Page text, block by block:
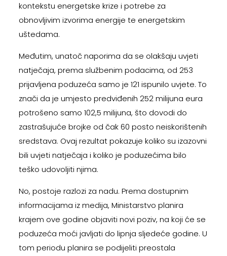
kontekstu energetske krize i potrebe za
obnovljivim izvorima energije te energetskim
uštedama.
Međutim, unatoč naporima da se olakšaju uvjeti
natječaja, prema službenim podacima, od 253
prijavljena poduzeća samo je 121 ispunilo uvjete. To
znači da je umjesto predviđenih 252 milijuna eura
potrošeno samo 102,5 milijuna, što dovodi do
zastrašujuće brojke od čak 60 posto neiskorištenih
sredstava. Ovaj rezultat pokazuje koliko su izazovni
bili uvjeti natječaja i koliko je poduzećima bilo
teško udovoljiti njima.
No, postoje razlozi za nadu. Prema dostupnim
informacijama iz medija, Ministarstvo planira
krajem ove godine objaviti novi poziv, na koji će se
poduzeća moći javljati do lipnja sljedeće godine. U
tom periodu planira se podijeliti preostala